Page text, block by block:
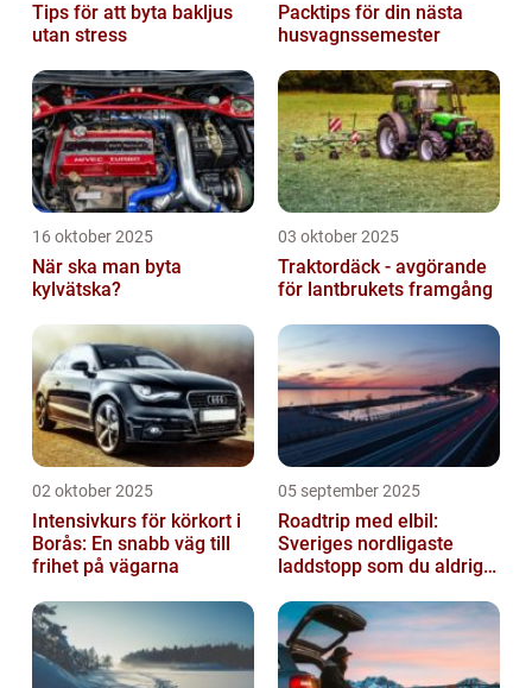
Tips för att byta bakljus
utan stress
Packtips för din nästa
husvagnssemester
16 oktober 2025
När ska man byta
kylvätska?
03 oktober 2025
Traktordäck - avgörande
för lantbrukets framgång
02 oktober 2025
Intensivkurs för körkort i
Borås: En snabb väg till
frihet på vägarna
05 september 2025
Roadtrip med elbil:
Sveriges nordligaste
laddstopp som du aldrig